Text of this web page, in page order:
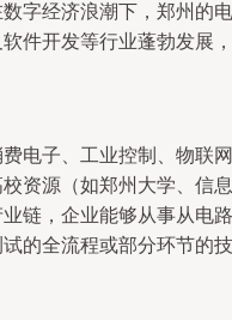
字经济浪潮下，郑州的电
件开发等行业蓬勃发展，
电子、工业控制、物联网
资源（如郑州大学、信息
链，企业能够从事从电路
的全流程或部分环节的技